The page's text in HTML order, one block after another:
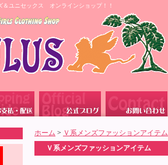
＆ユニセックス オンラインショップ！！
ホーム > Ｖ系メンズファッションアイテム
Ｖ系メンズファッションアイテム